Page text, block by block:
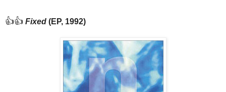
👍👍 Fixed (EP, 1992)